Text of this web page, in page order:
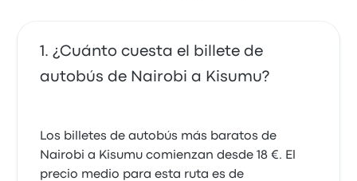
¿Cuánto cuesta el billete de
autobús de Nairobi a Kisumu?
Los billetes de autobús más baratos de
Nairobi a Kisumu comienzan desde 18 €. El
precio medio para esta ruta es de